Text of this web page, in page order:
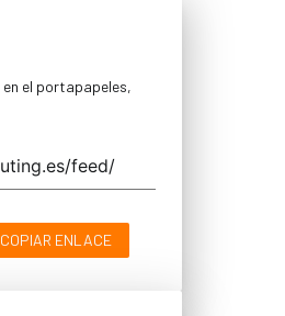
en el portapapeles,
COPIAR ENLACE